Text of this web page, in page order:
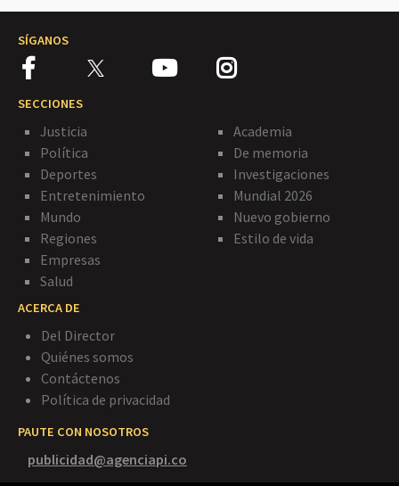
SÍGANOS
SECCIONES
Justicia
Política
Deportes
Entretenimiento
Mundo
Regiones
Empresas
Salud
Academia
De memoria
Investigaciones
Mundial 2026
Nuevo gobierno
Estilo de vida
ACERCA DE
Del Director
Quiénes somos
Contáctenos
Política de privacidad
PAUTE CON NOSOTROS
publicidad@agenciapi.co